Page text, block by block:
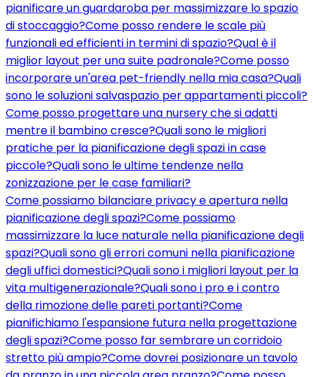
pianificare un guardaroba per massimizzare lo spazio
di stoccaggio?Come posso rendere le scale più
funzionali ed efficienti in termini di spazio?Qual è il
miglior layout per una suite padronale?Come posso
incorporare un'area pet-friendly nella mia casa?Quali
sono le soluzioni salvaspazio per appartamenti piccoli?
Come posso progettare una nursery che si adatti
mentre il bambino cresce?Quali sono le migliori
pratiche per la pianificazione degli spazi in case
piccole?Quali sono le ultime tendenze nella
zonizzazione per le case familiari?
Come possiamo bilanciare privacy e apertura nella
pianificazione degli spazi?Come possiamo
massimizzare la luce naturale nella pianificazione degli
spazi?Quali sono gli errori comuni nella pianificazione
degli uffici domestici?Quali sono i migliori layout per la
vita multigenerazionale?Quali sono i pro e i contro
della rimozione delle pareti portanti?Come
pianifichiamo l'espansione futura nella progettazione
degli spazi?Come posso far sembrare un corridoio
stretto più ampio?Come dovrei posizionare un tavolo